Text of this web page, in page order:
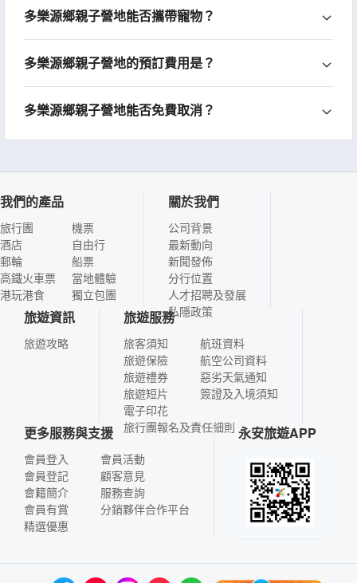
多樂源鄉親子營地能否攜帶寵物？
多樂源鄉親子營地的預訂費用是？
多樂源鄉親子營地能否免費取消？
我們的產品
旅行團
酒店
郵輪
高鐵火車票
港玩港食
機票
自由行
船票
當地體驗
獨立包團
關於我們
公司背景
最新動向
新聞發佈
分行位置
人才招聘及發展
私隱政策
旅遊資訊
旅遊攻略
旅遊服務
旅客須知
旅遊保險
旅遊禮券
旅遊短片
電子印花
航班資料
航空公司資料
惡劣天氣通知
簽證及入境須知
旅行團報名及責任細則
更多服務與支援
會員登入
會員登記
會籍簡介
會員有賞
精選優惠
會員活動
顧客意見
服務查詢
分銷夥伴合作平台
永安旅遊APP